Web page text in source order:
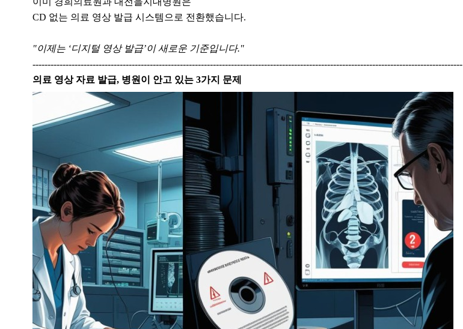
CD 없는 의료 영상 발급 시스템으로 전환했습니다.
​"이제는 ‘디지털 영상 발급’이 새로운 기준입니다."
-----------------------------------------------------------------------------------------------------------------------------------------------
의료 영상 자료 발급, 병원이 안고 있는 3가지 문제